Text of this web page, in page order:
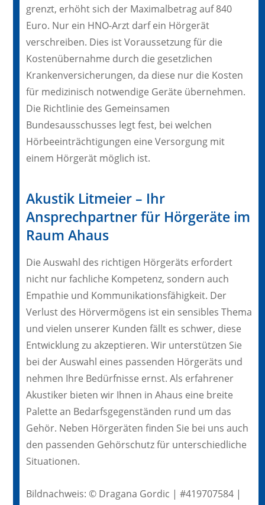
grenzt, erhöht sich der Maximalbetrag auf 840
Euro. Nur ein HNO-Arzt darf ein Hörgerät
verschreiben. Dies ist Voraussetzung für die
Kostenübernahme durch die gesetzlichen
Krankenversicherungen, da diese nur die Kosten
für medizinisch notwendige Geräte übernehmen.
Die Richtlinie des Gemeinsamen
Bundesausschusses legt fest, bei welchen
Hörbeeinträchtigungen eine Versorgung mit
einem Hörgerät möglich ist.
Akustik Litmeier – Ihr
Ansprechpartner für Hörgeräte im
Raum Ahaus
Die Auswahl des richtigen Hörgeräts erfordert
nicht nur fachliche Kompetenz, sondern auch
Empathie und Kommunikationsfähigkeit. Der
Verlust des Hörvermögens ist ein sensibles Thema
und vielen unserer Kunden fällt es schwer, diese
Entwicklung zu akzeptieren. Wir unterstützen Sie
bei der Auswahl eines passenden Hörgeräts und
nehmen Ihre Bedürfnisse ernst. Als erfahrener
Akustiker bieten wir Ihnen in Ahaus eine breite
Palette an Bedarfsgegenständen rund um das
Gehör. Neben Hörgeräten finden Sie bei uns auch
den passenden Gehörschutz für unterschiedliche
Situationen.
Bildnachweis: © Dragana Gordic | #419707584 |